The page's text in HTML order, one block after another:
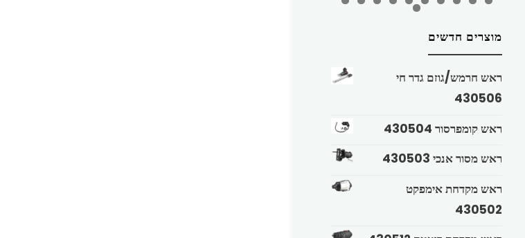
מוצרים חדשים
ראש חרמש/גוזם גדר חי
430506
ראש קומפרסור 430504
ראש מסור אנכי 430503
ראש מקדחת אימפקט
430502